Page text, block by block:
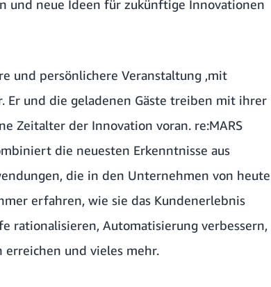
und neue Ideen für zukünftige Innovationen
und persönlichere Veranstaltung ,mit
Er und die geladenen Gäste treiben mit ihrer
Zeitalter der Innovation voran. re:MARS
die neuesten Erkenntnisse aus
die in den Unternehmen von heute
erfahren, wie sie das Kundenerlebnis
rationalisieren, Automatisierung verbessern,
und vieles mehr.